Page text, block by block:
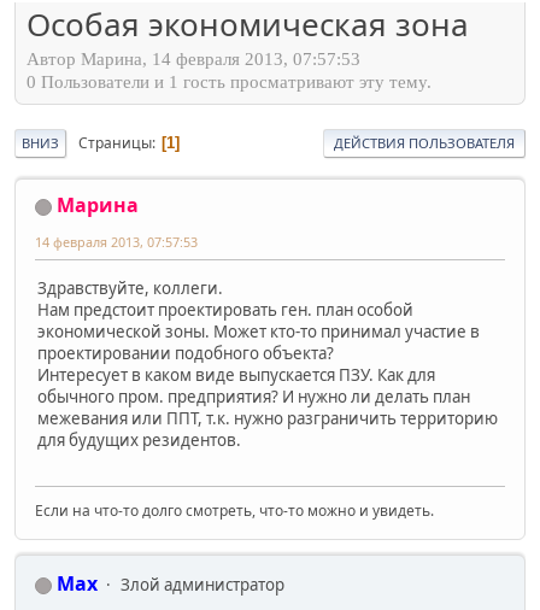
Особая экономическая зона
Автор Марина, 14 февраля 2013, 07:57:53
0 Пользователи и 1 гость просматривают эту тему.
ВНИЗ Страницы 1 ДЕЙСТВИЯ ПОЛЬЗОВАТЕЛЯ
Марина
14 февраля 2013, 07:57:53
Здравствуйте, коллеги.
Нам предстоит проектировать ген. план особой
экономической зоны. Может кто-то принимал участие в
проектировании подобного объекта?
Интересует в каком виде выпускается ПЗУ. Как для
обычного пром. предприятия? И нужно ли делать план
межевания или ППТ, т.к. нужно разграничить территорию
для будущих резидентов.
Если на что-то долго смотреть, что-то можно и увидеть.
Max
Злой администратор